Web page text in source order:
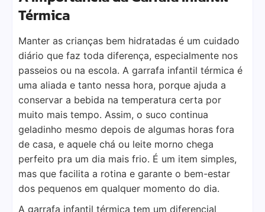
Térmica
Manter as crianças bem hidratadas é um cuidado
diário que faz toda diferença, especialmente nos
passeios ou na escola. A garrafa infantil térmica é
uma aliada e tanto nessa hora, porque ajuda a
conservar a bebida na temperatura certa por
muito mais tempo. Assim, o suco continua
geladinho mesmo depois de algumas horas fora
de casa, e aquele chá ou leite morno chega
perfeito pra um dia mais frio. É um item simples,
mas que facilita a rotina e garante o bem-estar
dos pequenos em qualquer momento do dia.
A garrafa infantil térmica tem um diferencial